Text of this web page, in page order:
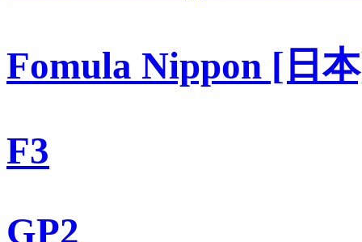
Fomula Nippon [日
F3
GP2